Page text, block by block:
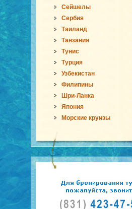
Сейшелы
Сербия
Таиланд
Танзания
Тунис
Турция
Узбекистан
Филипины
Шри-Ланка
Япония
Морские круизы